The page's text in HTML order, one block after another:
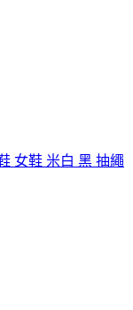
女鞋 米白 黑 抽繩